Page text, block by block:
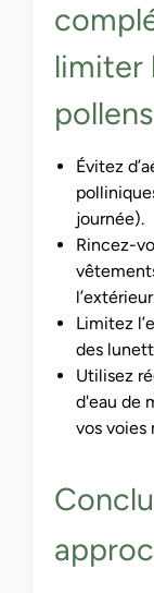
limiter
pollens
Évitez
journée).
Rincez-
Limitez
des
Utilisez
d'eau de
vos voies